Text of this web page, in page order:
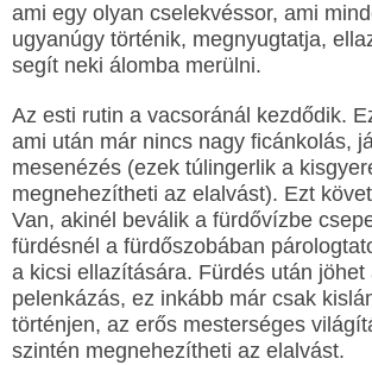
ami egy olyan cselekvéssor, ami
ugyanúgy történik, megnyugtatja,
segít neki álomba merülni.
Az esti rutin a vacsoránál kezdődik.
ami után már nincs nagy ficánkolás,
mesenézés (ezek túlingerlik a
megnehezítheti az elalvást). Ezt
Van, akinél beválik a fürdővízbe
fürdésnél a fürdőszobában
a kicsi ellazítására. Fürdés után jöhet
pelenkázás, ez inkább már csak
történjen, az erős mesterséges
szintén megnehezítheti az elalvást.